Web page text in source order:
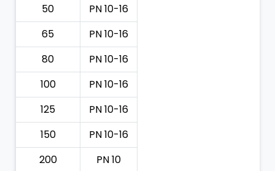
50
PN 10-16
65
PN 10-16
80
PN 10-16
100
PN 10-16
125
PN 10-16
150
PN 10-16
200
PN 10